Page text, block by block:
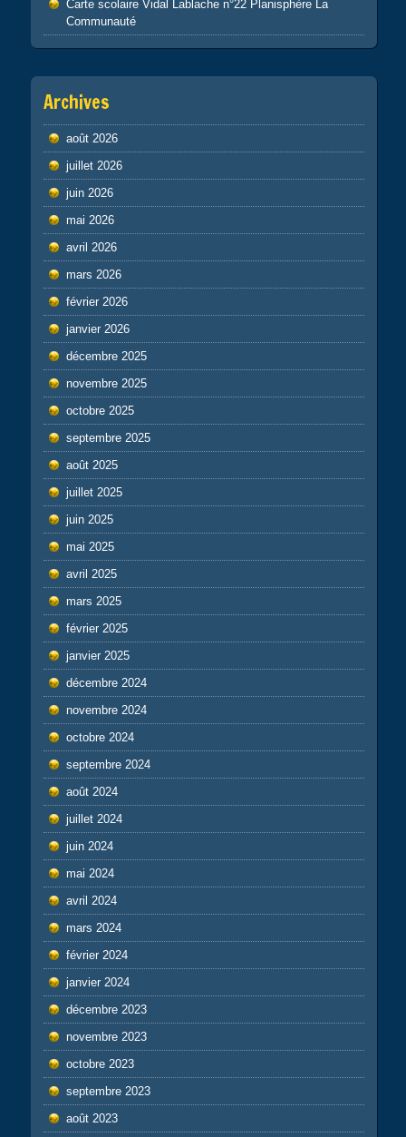
Carte scolaire Vidal Lablache n°22 Planisphère La
Communauté
Archives
août 2026
juillet 2026
juin 2026
mai 2026
avril 2026
mars 2026
février 2026
janvier 2026
décembre 2025
novembre 2025
octobre 2025
septembre 2025
août 2025
juillet 2025
juin 2025
mai 2025
avril 2025
mars 2025
février 2025
janvier 2025
décembre 2024
novembre 2024
octobre 2024
septembre 2024
août 2024
juillet 2024
juin 2024
mai 2024
avril 2024
mars 2024
février 2024
janvier 2024
décembre 2023
novembre 2023
octobre 2023
septembre 2023
août 2023